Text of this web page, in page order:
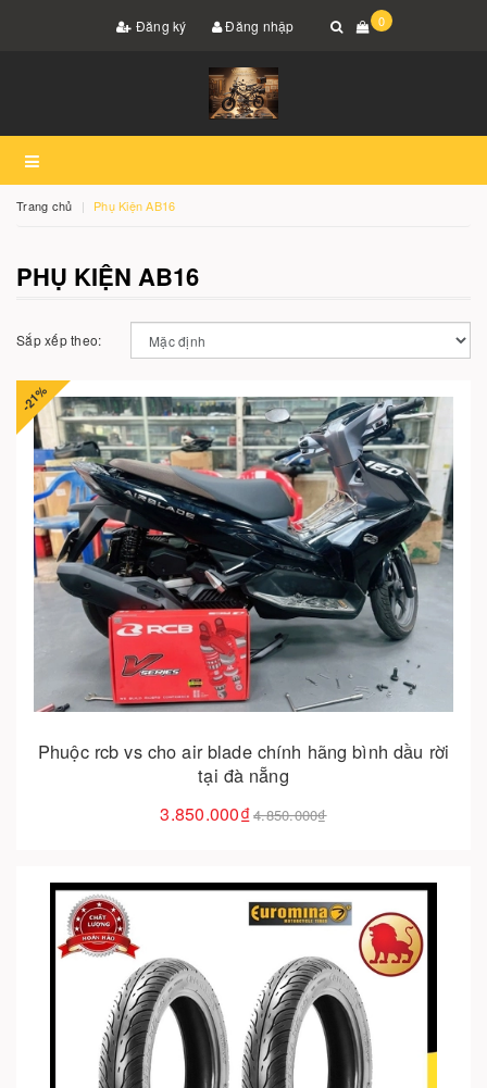
Đăng ký Đăng nhập 0
Trang chủ Phụ Kiện AB16
PHỤ KIỆN AB16
Sắp xếp theo:
-21%
Phuộc rcb vs cho air blade chính hãng bình dầu rời
tại đà nẵng
3.850.000₫4.850.000₫
Cho vào giỏ hàng